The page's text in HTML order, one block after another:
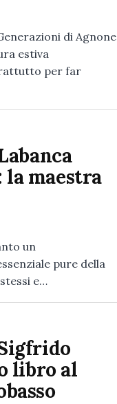
di Agnone
estiva
per far
la maestra
un
pure della
e…
libro al